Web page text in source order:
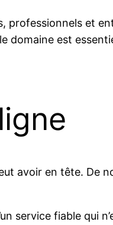
professionnels et
domaine est
avoir en tête. De
service fiable qui